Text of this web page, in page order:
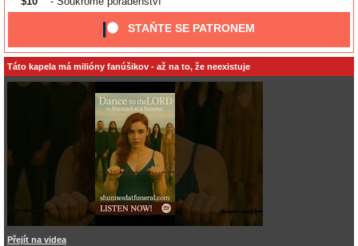
STAŇTE SE PATRONEM
Táto kapela má milióny fanúšikov - až na to, že neexistuje
Přejít na videa